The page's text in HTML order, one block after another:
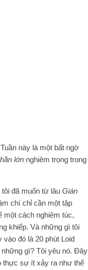
này là một bất ngờ
lớn nghiêm trọng trong
đã muốn từ lâu Gián
chí chỉ cần một tập
một cách nghiêm túc,
khiếp. Và những gì tôi
đó là 20 phút Loid
những gì? Tôi yêu nó. Đây
thực sự ít xảy ra như thế